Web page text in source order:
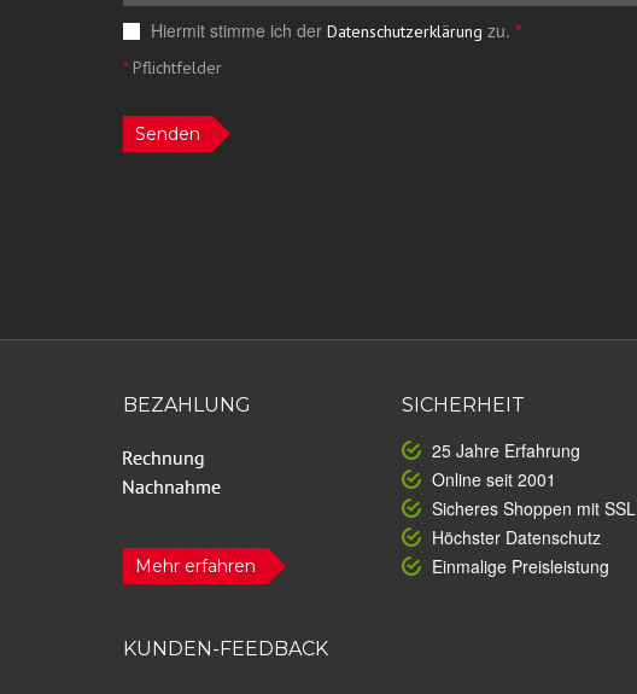
Hiermit stimme ich der Datenschutzerklärung zu. *
*Pflichtfelder
Senden
BEZAHLUNG
Mehr erfahren
SICHERHEIT
25 Jahre Erfahrung
Online seit 2001
Sicheres Shoppen mit SSL
Höchster Datenschutz
Einmalige Preisleistung
KUNDEN-FEEDBACK